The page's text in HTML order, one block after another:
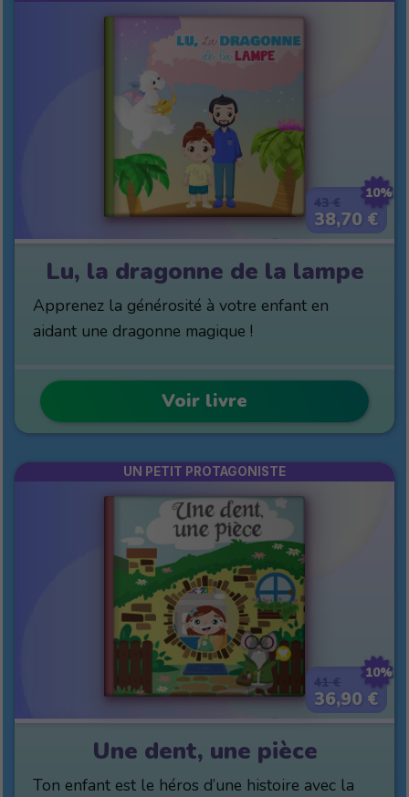
10%
38,70 €
Lu, la dragonne de la lampe
Apprenez la générosité à votre enfant en
aidant une dragonne magique !
Voir livre
10%
36,90 €
UN PETIT PROTAGONISTE
Une dent, une pièce
Ton enfant est le héros d’une histoire avec la